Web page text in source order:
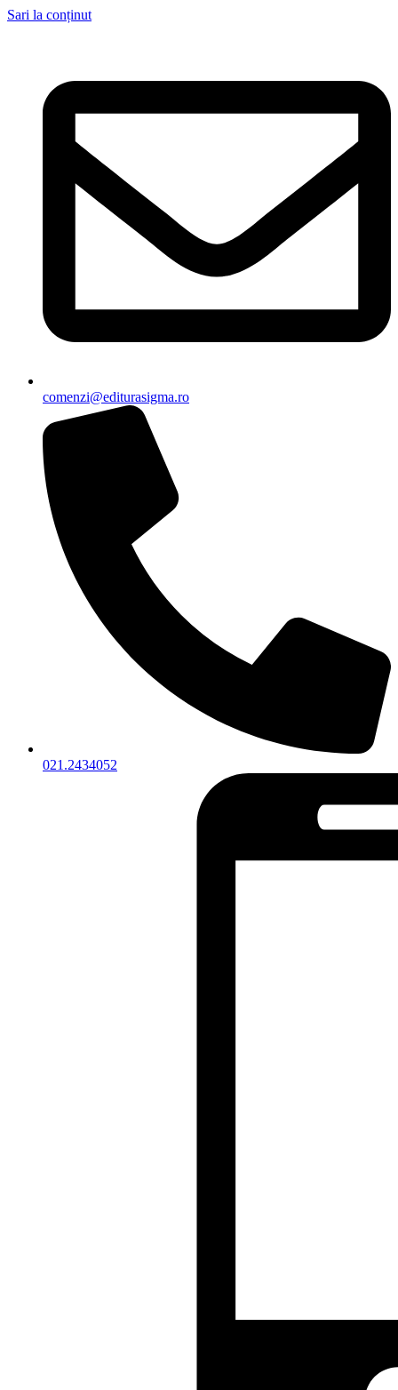
Sari la conținut
comenzi@editurasigma.ro
021.2434052